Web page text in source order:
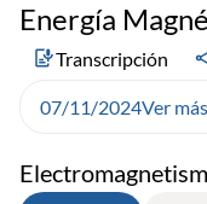
Energía
Transcripción
07/11/2024Ver más